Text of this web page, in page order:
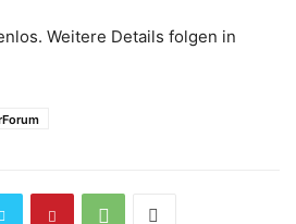
Weitere Details folgen in